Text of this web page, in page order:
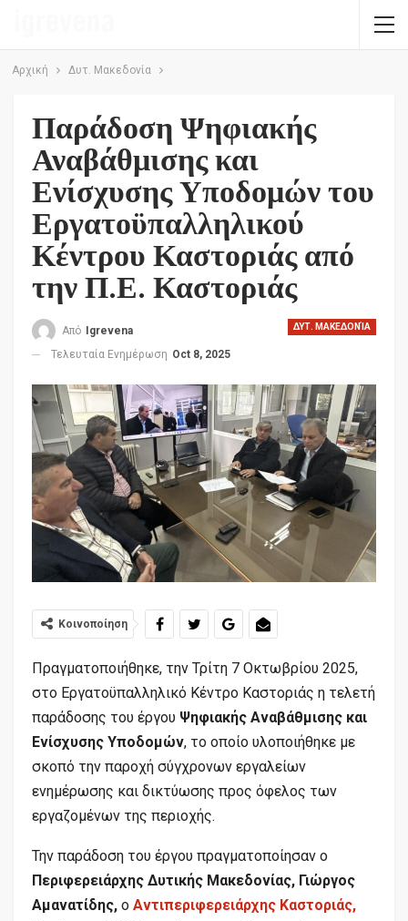
Αρχική Δυτ. Μακεδονία
Παράδοση Ψηφιακής
Αναβάθμισης και
Ενίσχυσης Υποδομών του
Εργατοϋπαλληλικού
Κέντρου Καστοριάς από
την Π.Ε. Καστοριάς
ΔΥΤ. ΜΑΚΕΔΟΝΊΑ
Από Igrevena
Τελευταία Ενημέρωση Oct 8, 2025
Κοινοποίηση
Πραγματοποιήθηκε, την Τρίτη 7 Οκτωβρίου 2025,
στο Εργατοϋπαλληλικό Κέντρο Καστοριάς η τελετή
παράδοσης του έργου Ψηφιακής Αναβάθμισης και
Ενίσχυσης Υποδομών, το οποίο υλοποιήθηκε με
σκοπό την παροχή σύγχρονων εργαλείων
ενημέρωσης και δικτύωσης προς όφελος των
εργαζομένων της περιοχής.
Την παράδοση του έργου πραγματοποίησαν ο
Περιφερειάρχης Δυτικής Μακεδονίας, Γιώργος
Αμανατίδης, ο Αντιπεριφερειάρχης Καστοριάς,